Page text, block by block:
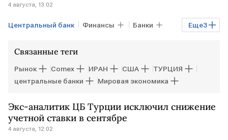
4 августа, 13:02
Еще3
Центральный банк Финансы Банки
Связанные теги
Рынок Comex ИРАН США
ТУРЦИЯ
центральные банки
Мировая экономика
Экс-аналитик ЦБ Турции исключил снижение
учетной ставки в сентябре
4 августа, 12:02